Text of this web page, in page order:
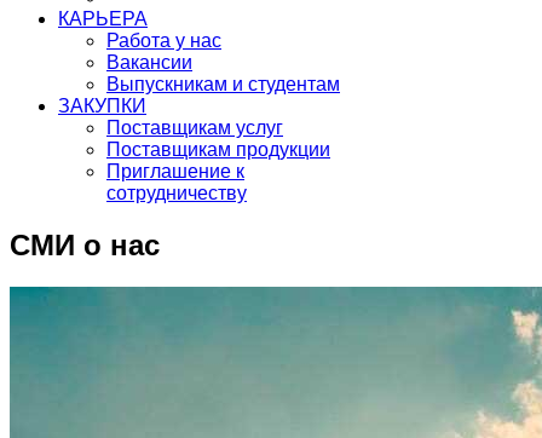
КАРЬЕРА
Работа у нас
Вакансии
Выпускникам и студентам
ЗАКУПКИ
Поставщикам услуг
Поставщикам продукции
Приглашение к
сотрудничеству
СМИ о нас